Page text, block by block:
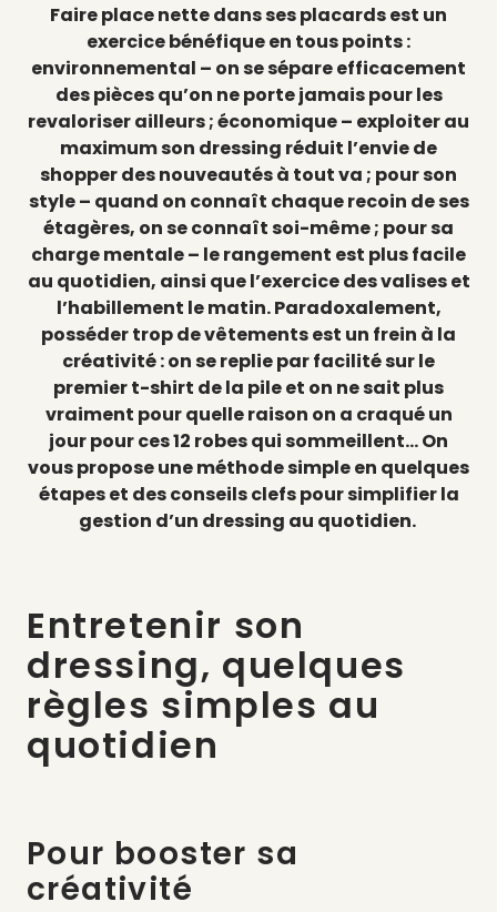
Faire place nette dans ses placards est un
exercice bénéfique en tous points :
environnemental – on se sépare efficacement
des pièces qu’on ne porte jamais pour les
revaloriser ailleurs ; économique – exploiter au
maximum son dressing réduit l’envie de
shopper des nouveautés à tout va ; pour son
style – quand on connaît chaque recoin de ses
étagères, on se connaît soi-même ; pour sa
charge mentale – le rangement est plus facile
au quotidien, ainsi que l’exercice des valises et
l’habillement le matin. Paradoxalement,
posséder trop de vêtements est un frein à la
créativité : on se replie par facilité sur le
premier t-shirt de la pile et on ne sait plus
vraiment pour quelle raison on a craqué un
jour pour ces 12 robes qui sommeillent… On
vous propose une méthode simple en quelques
étapes et des conseils clefs pour simplifier la
gestion d’un dressing au quotidien.
Entretenir son
dressing, quelques
règles simples au
quotidien
Pour booster sa
créativité